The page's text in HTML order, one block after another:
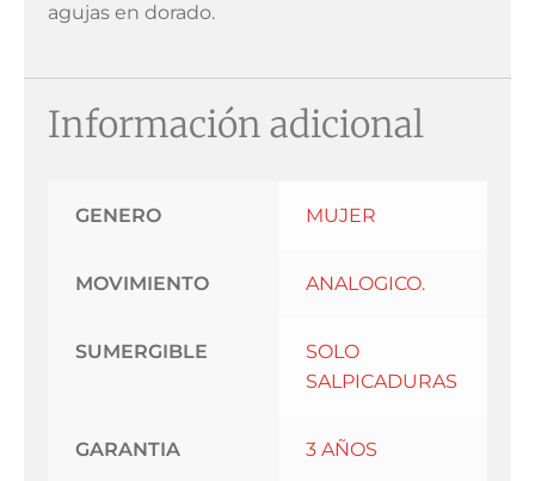
agujas en dorado.
Información adicional
GENERO MUJER
MOVIMIENTO ANALOGICO.
SUMERGIBLE
SOLO
SALPICADURAS
GARANTIA 3 AÑOS